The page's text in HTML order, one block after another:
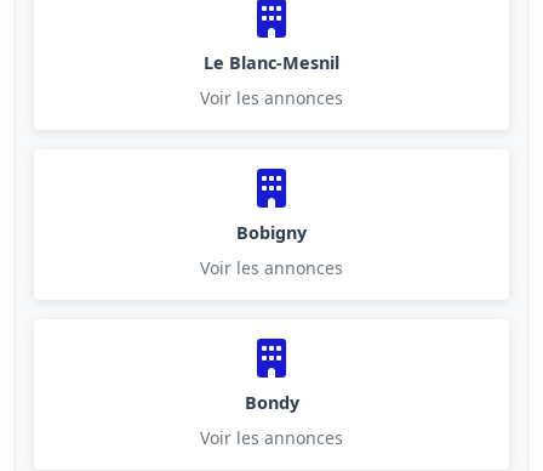
Le Blanc-Mesnil
Voir les annonces
Bobigny
Voir les annonces
Bondy
Voir les annonces